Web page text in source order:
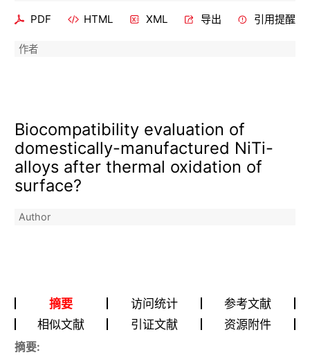
PDF HTML XML 导出 引用提醒
作者
Biocompatibility evaluation of
domestically-manufactured NiTi-
alloys after thermal oxidation of
surface?
Author
摘要 访问统计
参考文献
相似文献
引证文献 资源附件
摘要: